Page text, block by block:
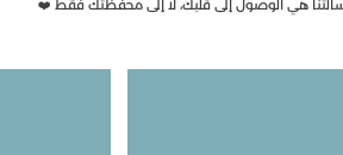
هي الوصول إلى قلبك، لا إلى محفظتك فقط ❤️